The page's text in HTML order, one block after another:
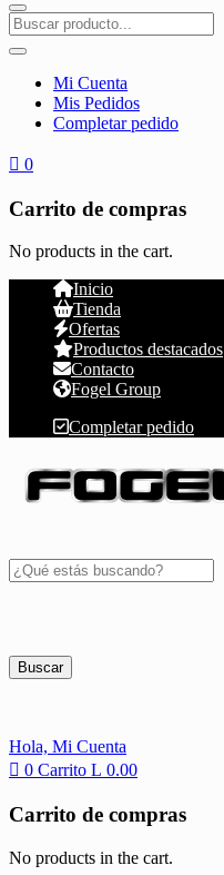
Mi Cuenta
Mis Pedidos
Completar pedido
0
Carrito de compras
No products in the cart.
Inicio
Tienda
Ofertas
Productos destacados
Contacto
Fogel Group
Completar pedido
Buscar
Hola, Mi Cuenta
0 Carrito L 0.00
Carrito de compras
No products in the cart.